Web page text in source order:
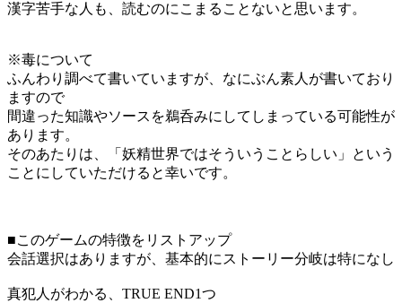
漢字苦手な人も、読むのにこまることないと思います。
※毒について
ふんわり調べて書いていますが、なにぶん素人が書いており
ますので
間違った知識やソースを鵜呑みにしてしまっている可能性が
あります。
そのあたりは、「妖精世界ではそういうことらしい」という
ことにしていただけると幸いです。
■このゲームの特徴をリストアップ
会話選択はありますが、基本的にストーリー分岐は特になし
真犯人がわかる、TRUE END1つ